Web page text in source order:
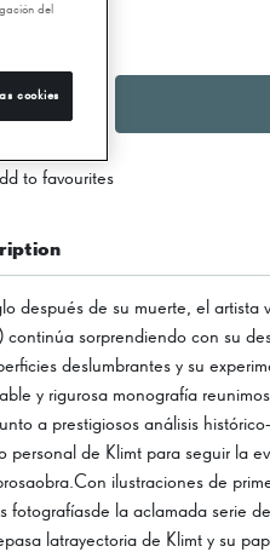
€
1
to favourites
después de su muerte, el
sorprendiendo con su
deslumbrantes y su
y rigurosa monografía
a prestigiosos análisis
personal de Klimt para seguir la
ilustraciones de
fotografíasde la aclamada serie
latrayectoria de Klimt y su
del
cookies